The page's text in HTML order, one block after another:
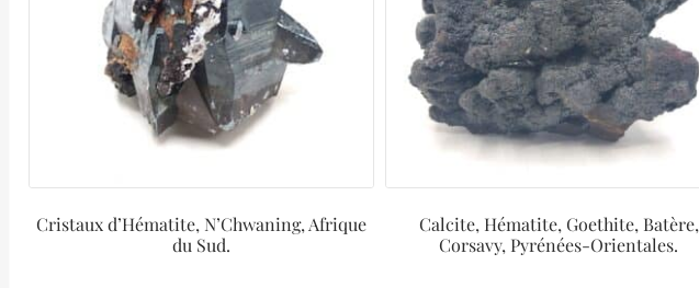
Cristaux d’Hématite, N’Chwaning, Afrique
du Sud.
Calcite, Hématite, Goethite, Batère,
Corsavy, Pyrénées-Orientales.